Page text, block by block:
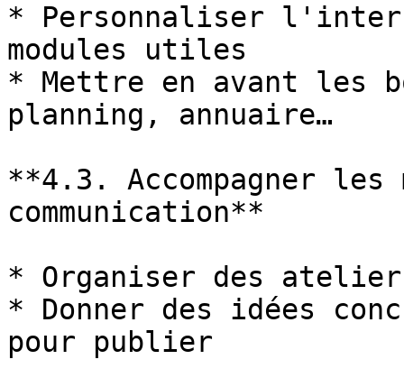
* Personnaliser
modules utiles
* Mettre en avant les
planning, annuaire…
**4.3. Accompagner
communication**
* Organiser des
* Donner des idées
pour publier